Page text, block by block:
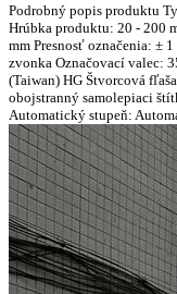
Podrobný popis produktu
Hrúbka produktu: 20 - 200
mm Presnosť označenia: ±
zvonka Označovací valec:
(Taiwan) HG Štvorcová
obojstranný samolepiaci
Automatický stupeň: